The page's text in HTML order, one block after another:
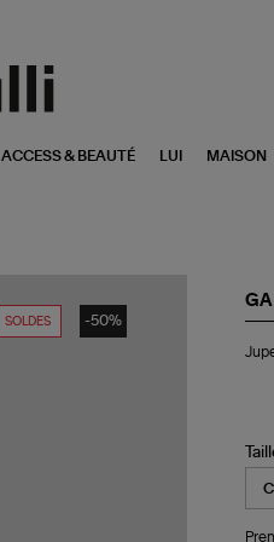
ACCESS & BEAUTÉ LUI MAISON
SOLDES -50%